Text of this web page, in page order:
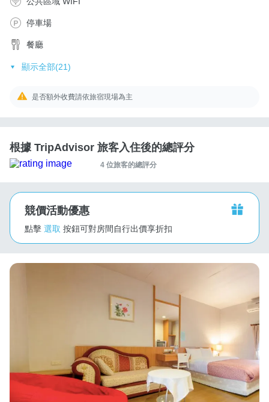
停車場
餐廳
顯示全部(21)
是否額外收費請依旅宿現場為主
根據 TripAdvisor 旅客入住後的總評分
4 位旅客的總評分
競價活動優惠
點擊 選取 按鈕可對房間自行出價享折扣